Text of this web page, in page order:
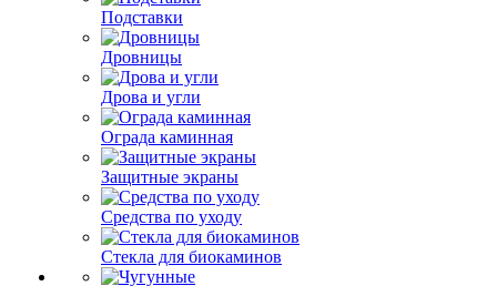
Подставки
Дровницы
Дрова и угли
Ограда каминная
Защитные экраны
Средства по уходу
Стекла для биокаминов